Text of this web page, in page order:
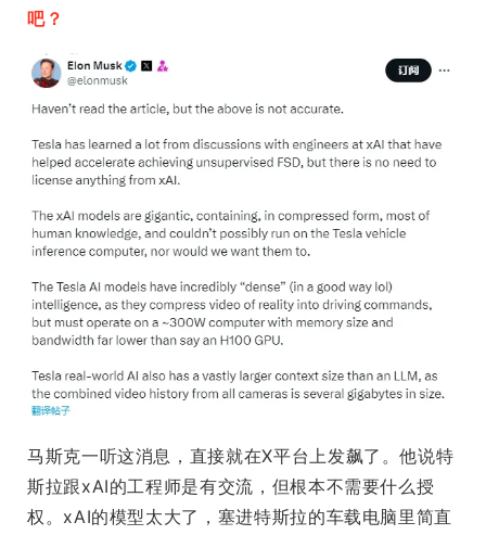
吧？
马斯克一听这消息，直接就在X平台上发飙了。他说特
斯拉跟xAI的工程师是有交流，但根本不需要什么授
权。xAI的模型太大了，塞进特斯拉的车载电脑里简直